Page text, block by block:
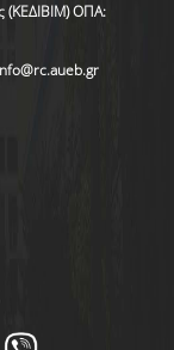
(ΚΕΔΙΒΙΜ) ΟΠΑ: